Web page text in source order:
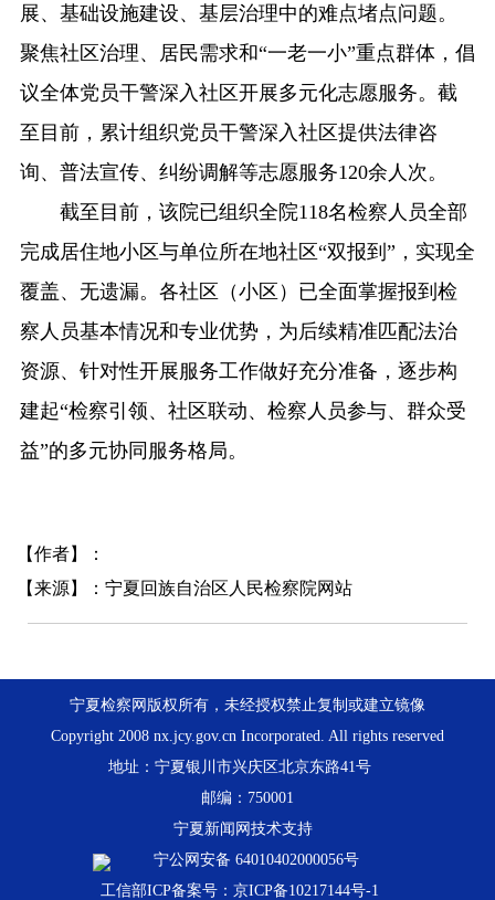
展、基础设施建设、基层治理中的难点堵点问题。
聚焦社区治理、居民需求和“一老一小”重点群体，倡
议全体党员干警深入社区开展多元化志愿服务。截
至目前，累计组织党员干警深入社区提供法律咨
询、普法宣传、纠纷调解等志愿服务120余人次。
截至目前，该院已组织全院118名检察人员全部
完成居住地小区与单位所在地社区“双报到”，实现全
覆盖、无遗漏。各社区（小区）已全面掌握报到检
察人员基本情况和专业优势，为后续精准匹配法治
资源、针对性开展服务工作做好充分准备，逐步构
建起“检察引领、社区联动、检察人员参与、群众受
益”的多元协同服务格局。
【作者】：
【来源】：宁夏回族自治区人民检察院网站
宁夏检察网版权所有，未经授权禁止复制或建立镜像
Copyright 2008 nx.jcy.gov.cn Incorporated. All rights reserved
地址：宁夏银川市兴庆区北京东路41号
邮编：750001
宁夏新闻网技术支持
宁公网安备 64010402000056号
工信部ICP备案号：京ICP备10217144号-1